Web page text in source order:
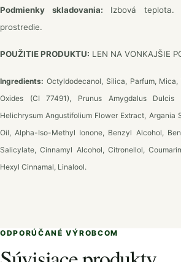
Podmienky skladovania: Izbová teplota.
prostredie.
POUŽITIE PRODUKTU: LEN NA VONKAJŠIE
Ingredients: Octyldodecanol, Silica, Parfum,
Oxides (CI 77491), Prunus Amygdalus Dulcis
Helichrysum Angustifolium Flower Extract, Argania
Oil, Alpha-Iso-Methyl Ionone, Benzyl Alcohol,
Salicylate, Cinnamyl Alcohol, Citronellol,
Hexyl Cinnamal, Linalool.
ODPORÚČANÉ VÝROBCOM